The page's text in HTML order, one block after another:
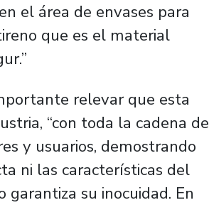
el área de envases para
que es el material
relevar que esta
“con toda la cadena de
y usuarios, demostrando
ni las características del
su inocuidad. En